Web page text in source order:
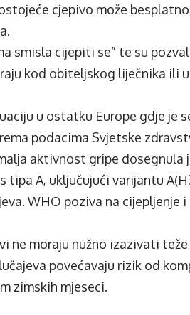
cjepivo može
smisla cijepiti se” te su
kod obiteljskog liječnika ili
u ostatku Europe gdje je
podacima Svjetske
aktivnost gripe dosegnula
tipa A, uključujući varijantu
WHO poziva na cijepljenje
ne moraju nužno izazivati
povećavaju rizik od
zimskih mjeseci.